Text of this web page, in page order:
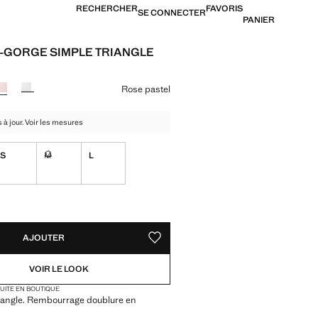
RECHERCHERSE CONNECTERFAVORIS
PANIER
SIMPLE TRIANGLE
€ ]
couleur
Rose pastel
jour. Voir les mesures
Je le veux !
S M L
AJOUTER AJOUTER AUX FAVORIS
VOIR LE LOOK
EN BOUTIQUE
Rembourrage doublure en